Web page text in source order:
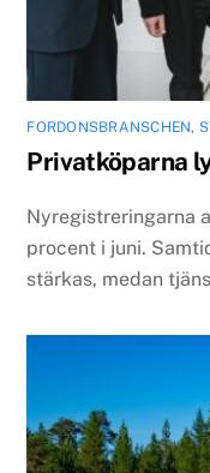
FORDONSBRANSCHEN,
Privatköparna
Nyregistreringarna
procent i juni.
stärkas, medan